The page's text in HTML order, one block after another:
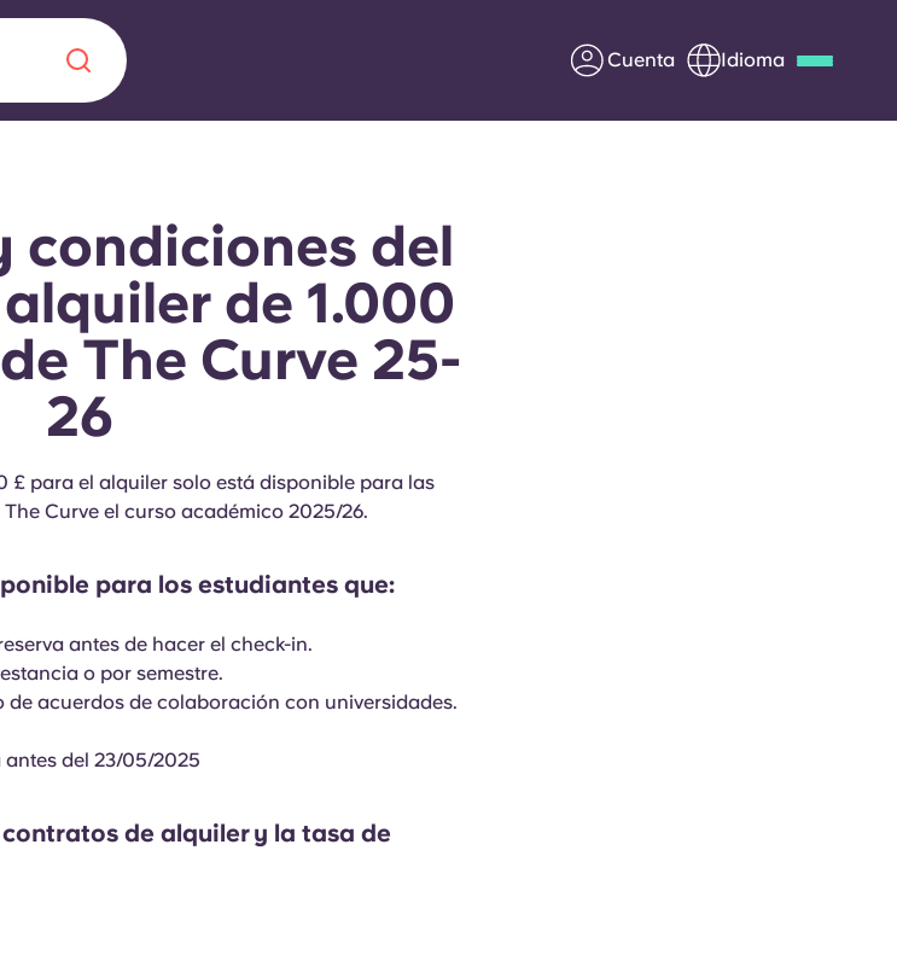
Cuenta Idioma
Quiénes somos
Colabora con Yugo
Blog
condiciones del
de 1.000
The Curve 25-
26
£ para el alquiler solo está disponible para las
Curve el curso académico 2025/26.
para los estudiantes que:
antes de hacer el check-in.
o por semestre.
de acuerdos de colaboración con universidades.
del 23/05/2025
de alquilery la tasa de